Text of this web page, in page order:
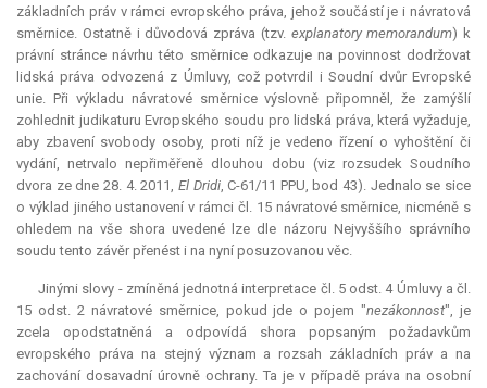
základních práv v rámci evropského práva, jehož součástí je i návratová
směrnice. Ostatně i důvodová zpráva (tzv. explanatorymemorandum) k
právní stránce návrhu této směrnice odkazuje na povinnost dodržovat
lidská práva odvozená z Úmluvy, což potvrdil i Soudní dvůr Evropské
unie. Při výkladu návratové směrnice výslovně připomněl, že zamýšlí
zohlednit judikaturu Evropského soudu pro lidská práva, která vyžaduje,
aby zbavení svobody osoby, proti níž je vedeno řízení o vyhoštění či
vydání, netrvalo nepřiměřeně dlouhou dobu (viz rozsudek Soudního
dvora ze dne 28. 4. 2011, El Dridi, C-61/11 PPU, bod 43). Jednalo se sice
o výklad jiného ustanovení v rámci čl. 15 návratové směrnice, nicméně s
ohledem na vše shora uvedené lze dle názoru Nejvyššího správního
soudu tento závěr přenést i na nyní posuzovanou věc.
Jinými slovy - zmíněná jednotnáinterpretace čl. 5 odst. 4 Úmluvy a čl.
15 odst. 2 návratové směrnice, pokud jde o pojem "nezákonnost", je
zcela opodstatněná a odpovídá shora popsaným požadavkům
evropského práva na stejný význam a rozsah základních práv a na
zachování dosavadní úrovně ochrany. Ta je v případě práva na osobní